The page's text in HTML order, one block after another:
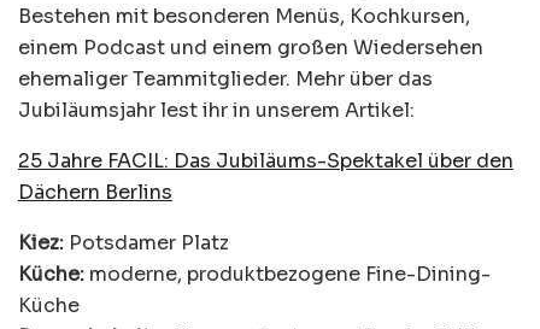
Bestehen mit besonderen Menüs, Kochkursen,
einem Podcast und einem großen Wiedersehen
ehemaliger Teammitglieder. Mehr über das
Jubiläumsjahr lest ihr in unserem Artikel:
25 Jahre FACIL: Das Jubiläums-Spektakel über den
Dächern Berlins
Kiez: Potsdamer Platz
Küche: moderne, produktbezogene Fine-Dining-
Küche